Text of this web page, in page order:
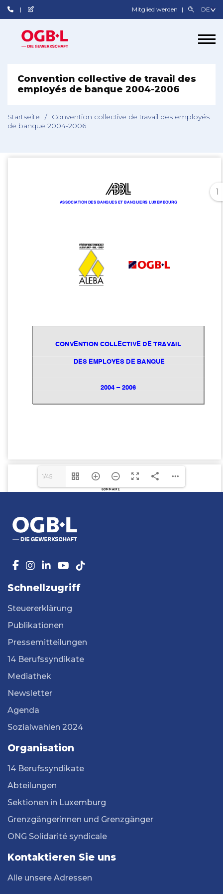
Mitglied werden
Convention collective de travail des
employés de banque 2004-2006
Startseite /
Convention collective de travail des employés
de banque 2004-2006
1
1/45
Schnellzugriff
Steuererklärung
Publikationen
Pressemitteilungen
14 Berufssyndikate
Mediathek
Newsletter
Agenda
Sozialwahlen 2024
Organisation
14 Berufssyndikate
Abteilungen
Sektionen in Luxemburg
Grenzgängerinnen und Grenzgänger
ONG Solidarité syndicale
Kontaktieren Sie uns
Alle unsere Adressen